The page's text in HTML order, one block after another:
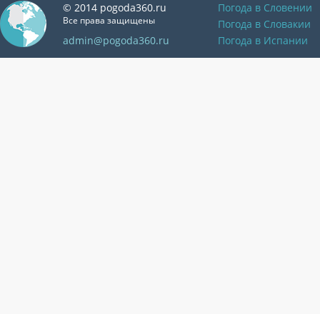
© 2014 pogoda360.ru
Все права защищены
admin@pogoda360.ru
Погода в Словении
Погода в Словакии
Погода в Испании